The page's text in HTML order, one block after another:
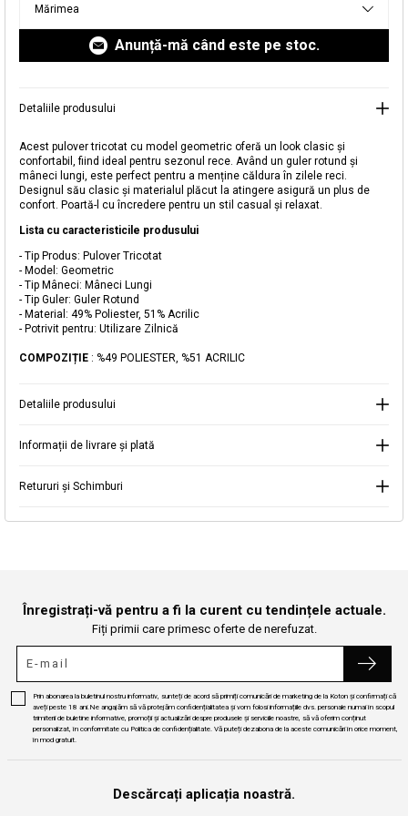
Mărimea
Anunță-mă când este pe stoc.
Detaliile produsului
Acest pulover tricotat cu model geometric oferă un look clasic și
confortabil, fiind ideal pentru sezonul rece. Având un guler rotund și
mâneci lungi, este perfect pentru a menține căldura în zilele reci.
Designul său clasic și materialul plăcut la atingere asigură un plus de
confort. Poartă-l cu încredere pentru un stil casual și relaxat.
Lista cu caracteristicile produsului
- Tip Produs: Pulover Tricotat
- Model: Geometric
- Tip Mâneci: Mâneci Lungi
- Tip Guler: Guler Rotund
- Material: 49% Poliester, 51% Acrilic
- Potrivit pentru: Utilizare Zilnică
COMPOZIȚIE : %49 POLIESTER, %51 ACRILIC
Detaliile produsului
Informații de livrare și plată
Retururi și Schimburi
Înregistrați-vă pentru a fi la curent cu tendințele actuale.
Fiți primii care primesc oferte de nerefuzat.
Prin abonarea la buletinul nostru informativ, sunteți de acord să primiți comunicări de marketing de la Koton și confirmați că
aveți peste 18 ani.Ne angajăm să vă protejăm confidențialitatea și vom folosi informațiile dvs. personale numai în scopul
trimiterii de buletine informative, promoții și actualizări despre produsele și serviciile noastre, să vă oferim conținut
personalizat, în conformitate cu Politica de confidențialitate. Vă puteți dezabona de la aceste comunicări în orice moment,
în mod gratuit.
Descărcați aplicația noastră.
Puteți ajunge la magazinul KOTON pe care îl căutați
selectând informațiile despre țară și oraș.
Selecteaza țara
Selectați Judet
Alertă de stoc
Când produsul revine în stoc, vă
vom trimite o notificare la adresa
dvs. de e-mail.
Adăugat în coș
Pulover Tricotat cu Model Geometric
119,99 RON